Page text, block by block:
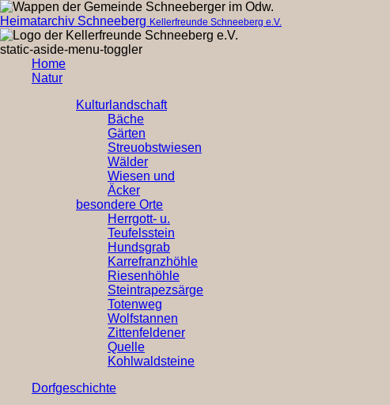
Heimatarchiv Schneeberg Kellerfreunde Schneeberg e.V.
static-aside-menu-toggler
Home
Natur
Kulturlandschaft
Bäche
Gärten
Streuobstwiesen
Wälder
Wiesen und
Äcker
besondere Orte
Herrgott- u.
Teufelsstein
Hundsgrab
Karrefranzhöhle
Riesenhöhle
Steintrapezsärge
Totenweg
Wolfstannen
Zittenfeldener
Quelle
Kohlwaldsteine
Dorfgeschichte